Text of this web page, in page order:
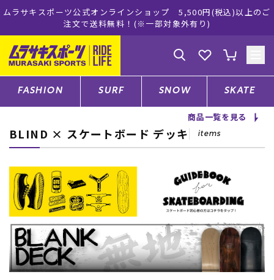
式オンラインショップ 5,500円(税込)以上のご
送料無料！(※一部対象外有り)
ムラサキスポーツ
ゲスト様
ログイン 会員登録
店舗一覧
CATEGORY
ファッションTOP
サーフTOP
FASHION SURF SNOW SKATE
商品一覧を見る
BLIND × スケートボード デッキ items